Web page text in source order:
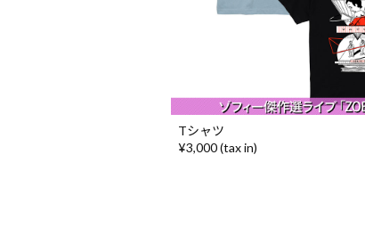
Tシャツ
¥3,000 (tax in)